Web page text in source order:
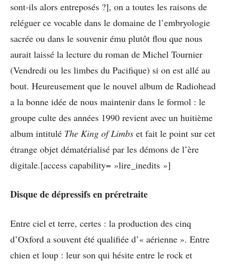
sont-ils alors entreposés ?], on a toutes les raisons de
reléguer ce vocable dans le domaine de l’embryologie
sacrée ou dans le souvenir ému plutôt flou que nous
aurait laissé la lecture du roman de Michel Tournier
(Vendredi ou les limbes du Pacifique) si on est allé au
bout. Heureusement que le nouvel album de Radiohead
a la bonne idée de nous maintenir dans le formol : le
groupe culte des années 1990 revient avec un huitième
album intitulé The King of Limbs et fait le point sur cet
étrange objet dématérialisé par les démons de l’ère
digitale.[access capability= »lire_inedits »]
Disque de dépressifs en préretraite
Entre ciel et terre, certes : la production des cinq
d’Oxford a souvent été qualifiée d’« aérienne ». Entre
chien et loup : leur son qui hésite entre le rock et